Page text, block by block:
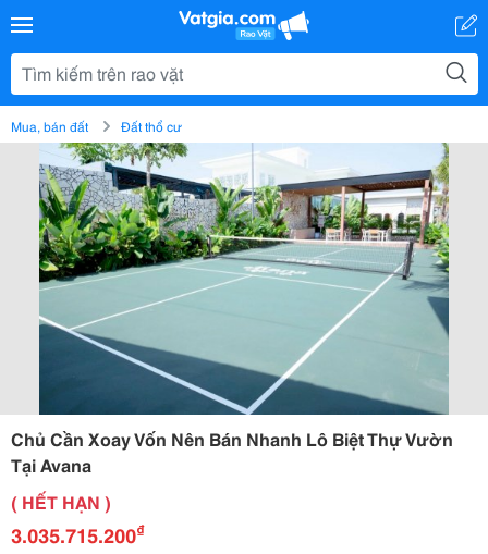
Mua, bán đất Đất thổ cư
Chủ Cần Xoay Vốn Nên Bán Nhanh Lô Biệt Thự Vườn
Tại Avana
( HẾT HẠN )
3.035.715.200₫